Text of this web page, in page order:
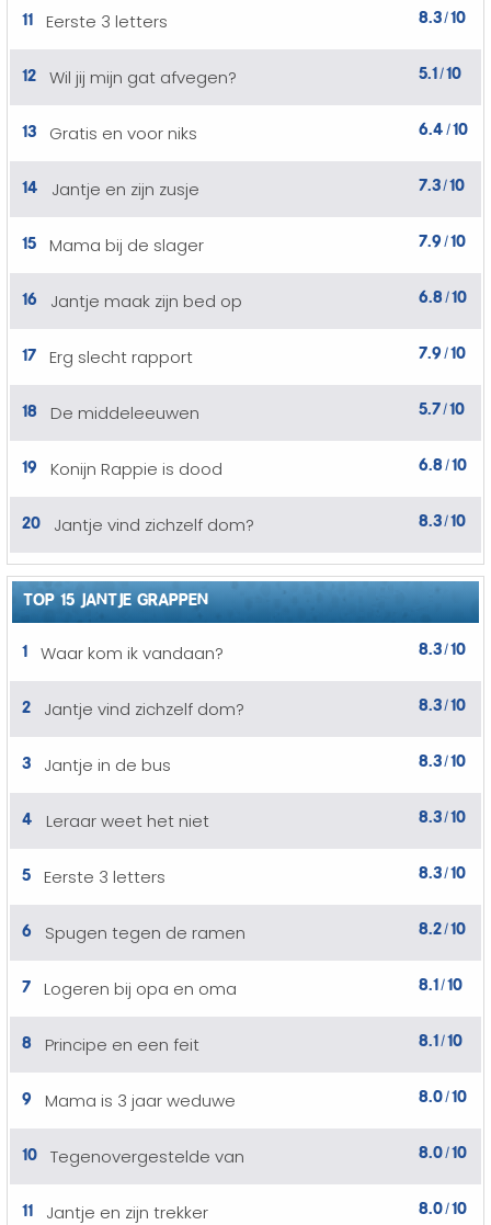
11 Eerste 3 letters 8.3/10
12 Wil jij mijn gat afvegen? 5.1/10
13 Gratis en voor niks 6.4 /10
14 Jantje en zijn zusje 7.3/10
15 Mama bij de slager 7.9 /10
16 Jantje maak zijn bed op 6.8 /10
17 Erg slecht rapport 7.9 /10
18 De middeleeuwen 5.7/10
19 Konijn Rappie is dood 6.8/10
20 Jantje vind zichzelf dom? 8.3/10
TOP 15 JANTJE GRAPPEN
1 Waar kom ik vandaan? 8.3/10
2 Jantje vind zichzelf dom? 8.3/10
3 Jantje in de bus 8.3/10
4 Leraar weet het niet 8.3/10
5 Eerste 3 letters 8.3/10
6 Spugen tegen de ramen 8.2/10
7 Logeren bij opa en oma 8.1/10
8 Principe en een feit 8.1/10
9 Mama is 3 jaar weduwe 8.0/10
10 Tegenovergestelde van 8.0/10
11 Jantje en zijn trekker 8.0/10